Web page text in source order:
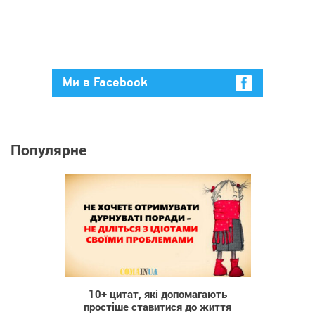
Ми в Facebook
Популярне
51 842
10+ цитат, які допомагають
простіше ставитися до життя